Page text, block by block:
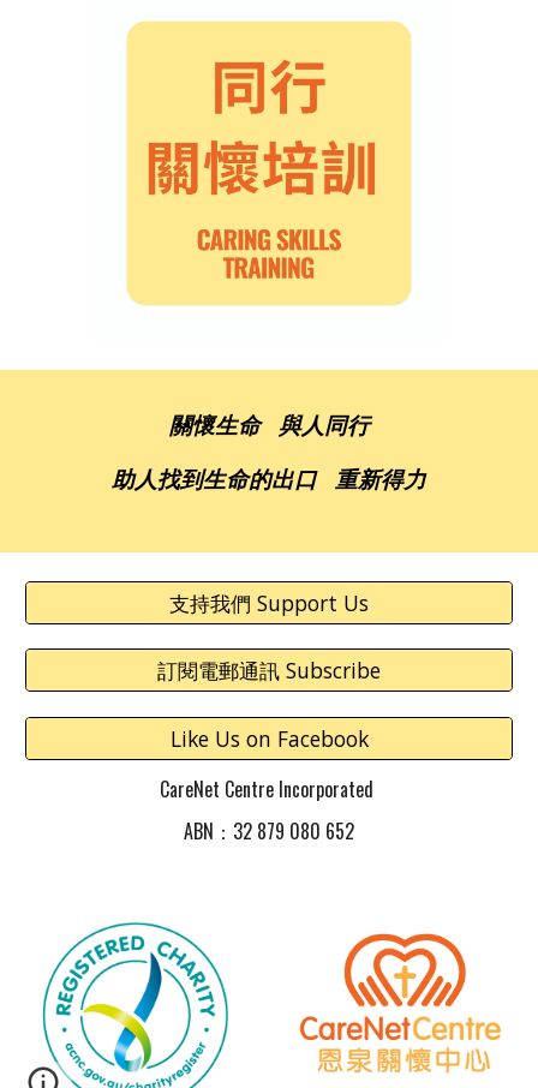
關懷生命 與人同行
助人找到生命的出口 重新得力
支持我們 Support Us
訂閱電郵通訊 Subscribe
Like Us on Facebook
CareNet Centre Incorporated
ABN：32 879 080 652